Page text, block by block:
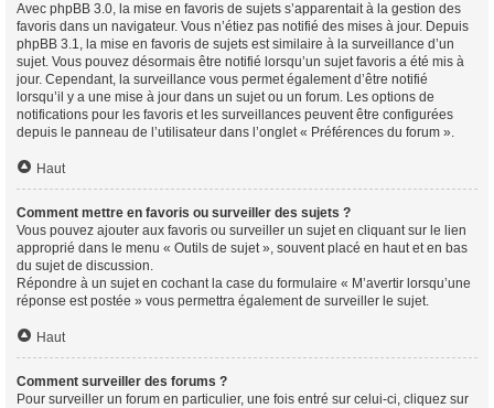
Avec phpBB 3.0, la mise en favoris de sujets s’apparentait à la gestion des
favoris dans un navigateur. Vous n’étiez pas notifié des mises à jour. Depuis
phpBB 3.1, la mise en favoris de sujets est similaire à la surveillance d’un
sujet. Vous pouvez désormais être notifié lorsqu’un sujet favoris a été mis à
jour. Cependant, la surveillance vous permet également d’être notifié
lorsqu’il y a une mise à jour dans un sujet ou un forum. Les options de
notifications pour les favoris et les surveillances peuvent être configurées
depuis le panneau de l’utilisateur dans l’onglet « Préférences du forum ».
Haut
Comment mettre en favoris ou surveiller des sujets ?
Vous pouvez ajouter aux favoris ou surveiller un sujet en cliquant sur le lien
approprié dans le menu « Outils de sujet », souvent placé en haut et en bas
du sujet de discussion.
Répondre à un sujet en cochant la case du formulaire « M’avertir lorsqu’une
réponse est postée » vous permettra également de surveiller le sujet.
Haut
Comment surveiller des forums ?
Pour surveiller un forum en particulier, une fois entré sur celui-ci, cliquez sur